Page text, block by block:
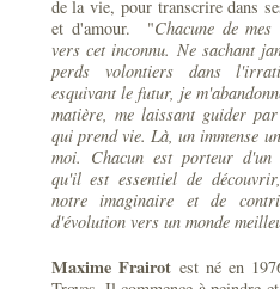
de la vie, pour transcrire dans
et d'amour. "Chacune de
vers cet inconnu. Ne sachant
perds volontiers dans
esquivant le futur, je
matière, me laissant guider
qui prend vie. Là, un immense
moi. Chacun est porteur d'un
qu'il est essentiel de
notre imaginaire et de
d'évolution vers un monde
Maxime Frairotest né en